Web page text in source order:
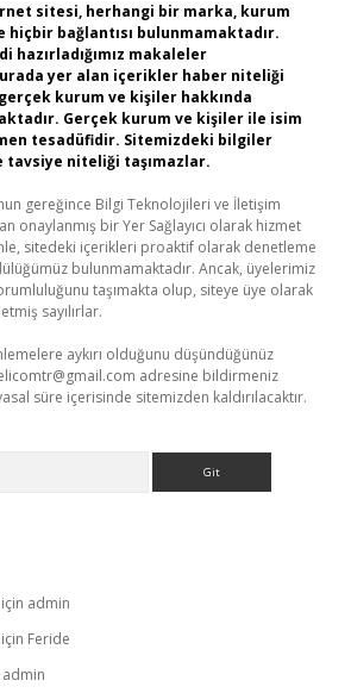
sitesi, herhangi bir marka, kurum
hiçbir bağlantısı bulunmamaktadır.
hazırladığımız makaleler
yer alan içerikler haber niteliği
kurum ve kişiler hakkında
Gerçek kurum ve kişiler ile isim
tesadüfidir. Sitemizdeki bilgiler
niteliği taşımazlar.
gereğince Bilgi Teknolojileri ve İletişim
onaylanmış bir Yer Sağlayıcı olarak hizmet
sitedeki içerikleri proaktif olarak denetleme
bulunmamaktadır. Ancak, üyelerimiz
taşımakta olup, siteye üye olarak
sayılırlar.
aykırı olduğunu düşündüğünüz
adresine bildirmeniz
süre içerisinde sitemizden kaldırılacaktır.
için admin
için Feride
admin